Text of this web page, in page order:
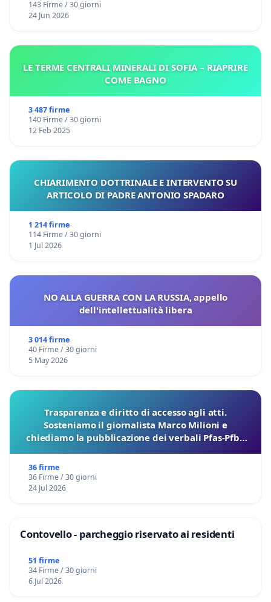
143 Firme / 30 giorni
24 Jun 2026
LE TERME CENTRALI MINERALI DI SOFIA – RIAPRIRE
COME BAGNO
3 487 firme
140 Firme / 30 giorni
12 Feb 2025
CHIARIMENTO DOTTRINALE E INTERVENTO SU
ARTICOLO DI PADRE ANTONIO SPADARO
1 214 firme
114 Firme / 30 giorni
1 Jul 2026
NO ALLA GUERRA CON LA RUSSIA, appello
dell'intellettualità libera
3 014 firme
40 Firme / 30 giorni
5 May 2026
Trasparenza e diritto di accesso agli atti.
Sosteniamo il giornalista Marco Milioni e
chiediamo la pubblicazione dei verbali Pfas-Pfba
36 firme
36 Firme / 30 giorni
24 Jul 2026
Contovello - parcheggio riservato ai residenti
51 firme
34 Firme / 30 giorni
6 Jul 2026